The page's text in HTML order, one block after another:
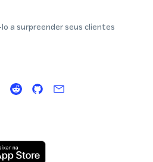
a surpreender seus clientes